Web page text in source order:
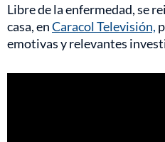
Libre de la enfermedad, se
casa, enCaracol Televisión,
emotivas y relevantes